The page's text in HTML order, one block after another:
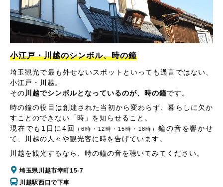
小江戸・川越のシンボル、時の鐘
埼玉観光で最も外せないスポットといっても過言ではない、
小江戸・川越。
その川越でシンボルとなっているのが、時の鐘です。
時の鐘の役目は創建された当初から変わらず、暮らしに欠か
すことのできない「時」を知らせること。
現在でも1日に4回
（6時・12時・15時・18時）鐘の音を響かせ
て、川越の人々や観光客に時を告げています。
川越を観光するなら、時の鐘の音を聴いてみてください。
埼玉県川越市幸町15-7
川越駅西口で下車